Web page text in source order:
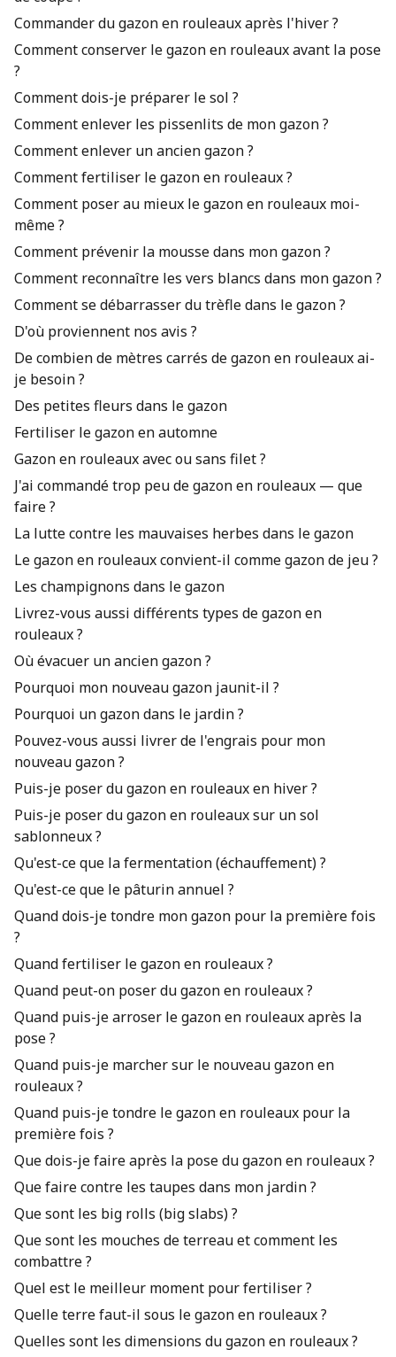
Commander du gazon en rouleaux après l'hiver ?
Comment conserver le gazon en rouleaux avant la pose
?
Comment dois-je préparer le sol ?
Comment enlever les pissenlits de mon gazon ?
Comment enlever un ancien gazon ?
Comment fertiliser le gazon en rouleaux ?
Comment poser au mieux le gazon en rouleaux moi-
même ?
Comment prévenir la mousse dans mon gazon ?
Comment reconnaître les vers blancs dans mon gazon ?
Comment se débarrasser du trèfle dans le gazon ?
D'où proviennent nos avis ?
De combien de mètres carrés de gazon en rouleaux ai-
je besoin ?
Des petites fleurs dans le gazon
Fertiliser le gazon en automne
Gazon en rouleaux avec ou sans filet ?
J'ai commandé trop peu de gazon en rouleaux — que
faire ?
La lutte contre les mauvaises herbes dans le gazon
Le gazon en rouleaux convient-il comme gazon de jeu ?
Les champignons dans le gazon
Livrez-vous aussi différents types de gazon en
rouleaux ?
Où évacuer un ancien gazon ?
Pourquoi mon nouveau gazon jaunit-il ?
Pourquoi un gazon dans le jardin ?
Pouvez-vous aussi livrer de l'engrais pour mon
nouveau gazon ?
Puis-je poser du gazon en rouleaux en hiver ?
Puis-je poser du gazon en rouleaux sur un sol
sablonneux ?
Qu'est-ce que la fermentation (échauffement) ?
Qu'est-ce que le pâturin annuel ?
Quand dois-je tondre mon gazon pour la première fois
?
Quand fertiliser le gazon en rouleaux ?
Quand peut-on poser du gazon en rouleaux ?
Quand puis-je arroser le gazon en rouleaux après la
pose ?
Quand puis-je marcher sur le nouveau gazon en
rouleaux ?
Quand puis-je tondre le gazon en rouleaux pour la
première fois ?
Que dois-je faire après la pose du gazon en rouleaux ?
Que faire contre les taupes dans mon jardin ?
Que sont les big rolls (big slabs) ?
Que sont les mouches de terreau et comment les
combattre ?
Quel est le meilleur moment pour fertiliser ?
Quelle terre faut-il sous le gazon en rouleaux ?
Quelles sont les dimensions du gazon en rouleaux ?